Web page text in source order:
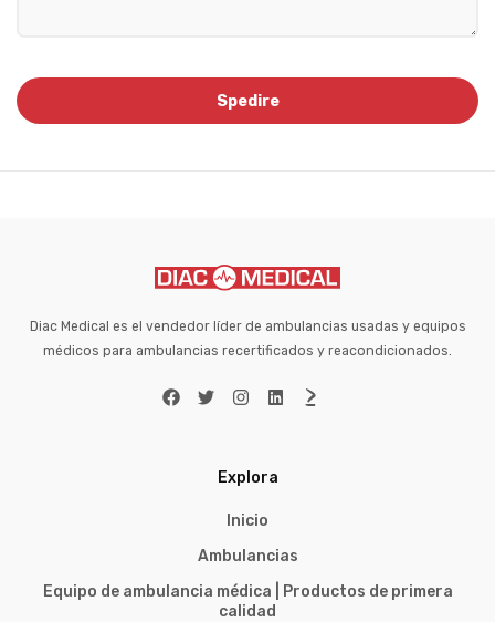
Diac Medical es el vendedor líder de ambulancias usadas y equipos
médicos para ambulancias recertificados y reacondicionados.
Explora
Inicio
Ambulancias
Equipo de ambulancia médica | Productos de primera
calidad